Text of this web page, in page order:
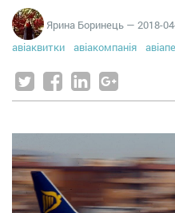
Ярина Боринець — 2018-
авіаквитки
авіакомпанія